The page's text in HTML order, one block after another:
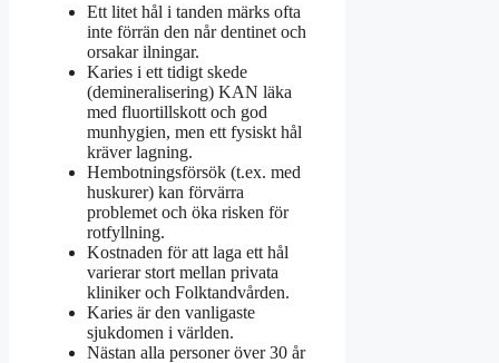
Ett litet hål i tanden märks ofta
inte förrän den når dentinet och
orsakar ilningar.
Karies i ett tidigt skede
(demineralisering) KAN läka
med fluortillskott och god
munhygien, men ett fysiskt hål
kräver lagning.
Hembotningsförsök (t.ex. med
huskurer) kan förvärra
problemet och öka risken för
rotfyllning.
Kostnaden för att laga ett hål
varierar stort mellan privata
kliniker och Folktandvården.
Karies är den vanligaste
sjukdomen i världen.
Nästan alla personer över 30 år